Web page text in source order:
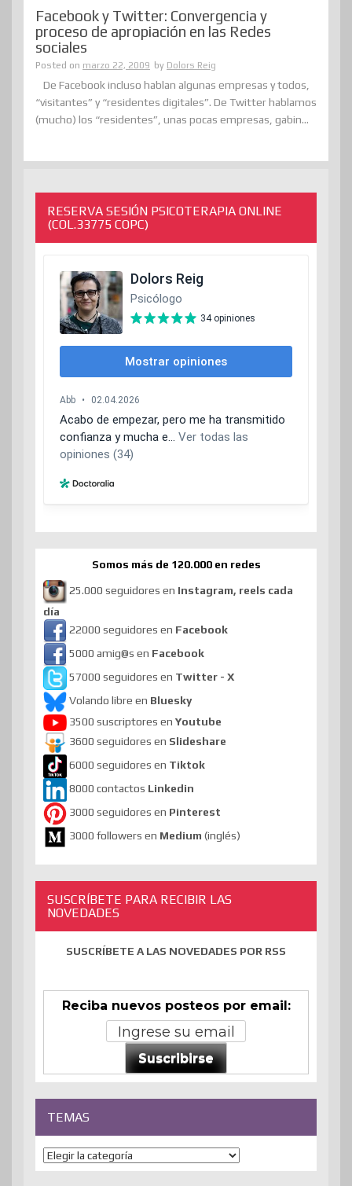
Facebook y Twitter: Convergencia y
proceso de apropiación en las Redes
sociales
Posted on marzo 22, 2009 by Dolors Reig
De Facebook incluso hablan algunas empresas y todos,
“visitantes” y “residentes digitales”. De Twitter hablamos
(mucho) los “residentes”, unas pocas empresas, gabin...
RESERVA SESIÓN PSICOTERAPIA ONLINE
(COL.33775 COPC)
Somos más de 120.000 en redes
25.000 seguidores en Instagram, reels cada
día
22000 seguidores en Facebook
5000 amig@s en Facebook
57000 seguidores en Twitter - X
Volando libre en Bluesky
3500 suscriptores en Youtube
3600 seguidores en Slideshare
6000 seguidores en Tiktok
8000 contactos Linkedin
3000 seguidores en Pinterest
3000 followers en Medium (inglés)
SUSCRÍBETE PARA RECIBIR LAS
NOVEDADES
SUSCRÍBETE A LAS NOVEDADES POR RSS
Reciba nuevos posteos por email:
Suscribirse
TEMAS
Temas